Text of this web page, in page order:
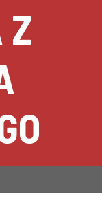
Z